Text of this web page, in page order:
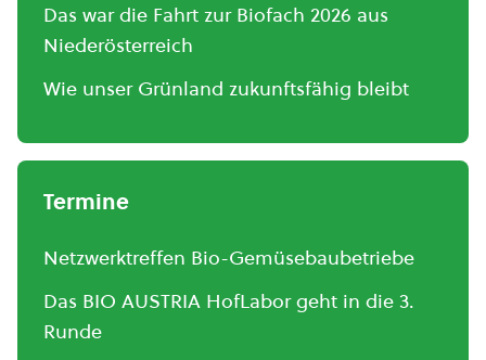
Das war die Fahrt zur Biofach 2026 aus
Niederösterreich
Wie unser Grünland zukunftsfähig bleibt
Termine
Netzwerktreffen Bio-Gemüsebaubetriebe
Das BIO AUSTRIA HofLabor geht in die 3.
Runde